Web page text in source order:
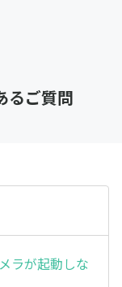
るご質問
ラが起動しな